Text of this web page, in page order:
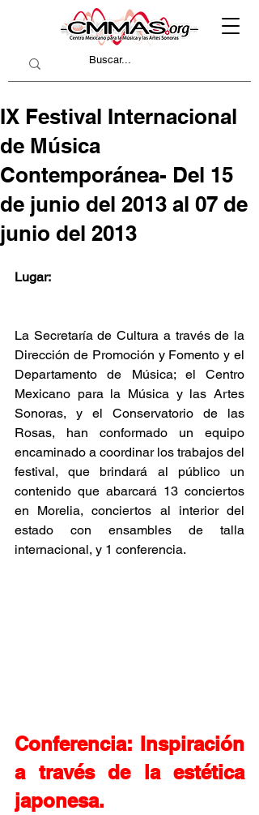
IX Festival Internacional
de Música
Contemporánea- Del 15
de junio del 2013 al 07 de
junio del 2013
Lugar:
La Secretaría de Cultura a través de la
Dirección de Promoción y Fomento y el
Departamento de Música; el Centro
Mexicano para la Música y las Artes
Sonoras, y el Conservatorio de las
Rosas, han conformado un equipo
encaminado a coordinar los trabajos del
festival, que brindará al público un
contenido que abarcará 13 conciertos
en Morelia, conciertos al interior del
estado con ensambles de talla
internacional, y 1 conferencia.
Conferencia: Inspiración
a través de la estética
japonesa.